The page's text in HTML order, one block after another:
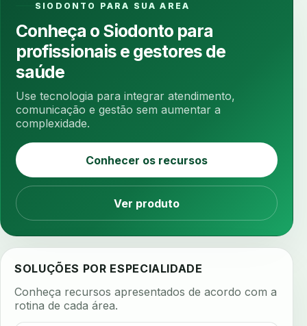
ansiedade odontologica antes e depois
antibiotico antibioticos
apertamento diurno apinhamento dentario
apneia apneia do sono
apresentacao de plano
arcos personalizados
armazenamento materiais arquivamento exames
arquivo clinico
assimetria facial
SIODONTO PARA SUA AREA
Conheça o Siodonto para
profissionais e gestores de
saúde
Use tecnologia para integrar atendimento,
comunicação e gestão sem aumentar a
complexidade.
Conhecer os recursos
Ver produto
SOLUÇÕES POR ESPECIALIDADE
Conheça recursos apresentados de acordo com a
rotina de cada área.